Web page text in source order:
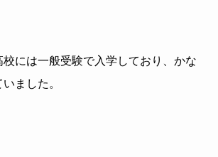
には一般受験で入学しており、かな
ました。